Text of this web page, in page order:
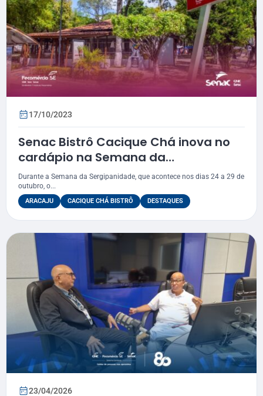
17/10/2023
Senac Bistrô Cacique Chá inova no
cardápio na Semana da
Sergipanidade
Durante a Semana da Sergipanidade, que acontece nos dias 24 a 29 de
outubro, o...
ARACAJU CACIQUE CHÁ BISTRÔ DESTAQUES
23/04/2026